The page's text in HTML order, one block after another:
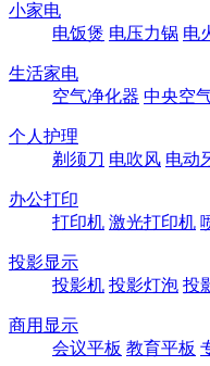
小家电
电饭煲 电压力锅 电
生活家电
空气净化器 中央空
个人护理
剃须刀 电吹风 电动
办公打印
打印机 激光打印机
投影显示
投影机 投影灯泡 投
商用显示
会议平板 教育平板